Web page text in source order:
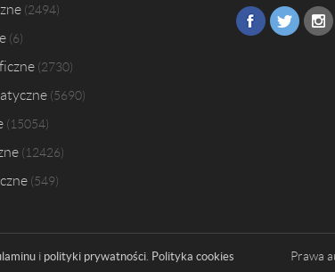
2494
6
2730
5690
15054
12426
549
i polityki prywatności. Polityka cookies Prawa